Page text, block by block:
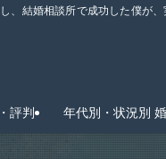
、結婚相談所で成功した僕が
評判 年代別・状況別